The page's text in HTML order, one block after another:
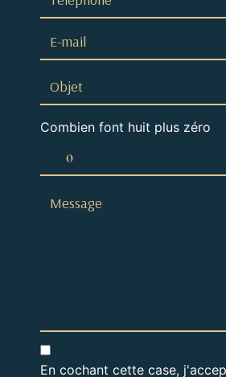
Combien font huit plus zéro
En cochant cette case,